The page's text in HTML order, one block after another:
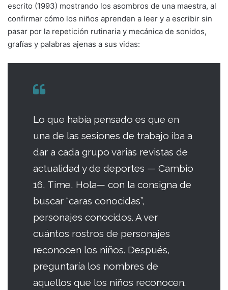
escrito (1993) mostrando los asombros de una maestra, al
confirmar cómo los niños aprenden a leer y a escribir sin
pasar por la repetición rutinaria y mecánica de sonidos,
grafías y palabras ajenas a sus vidas:
Lo que había pensado es que en
una de las sesiones de trabajo iba a
dar a cada grupo varias revistas de
actualidad y de deportes — Cambio
16, Time, Hola— con la consigna de
buscar “caras conocidas”,
personajes conocidos. A ver
cuántos rostros de personajes
reconocen los niños. Después,
preguntaría los nombres de
aquellos que los niños reconocen.